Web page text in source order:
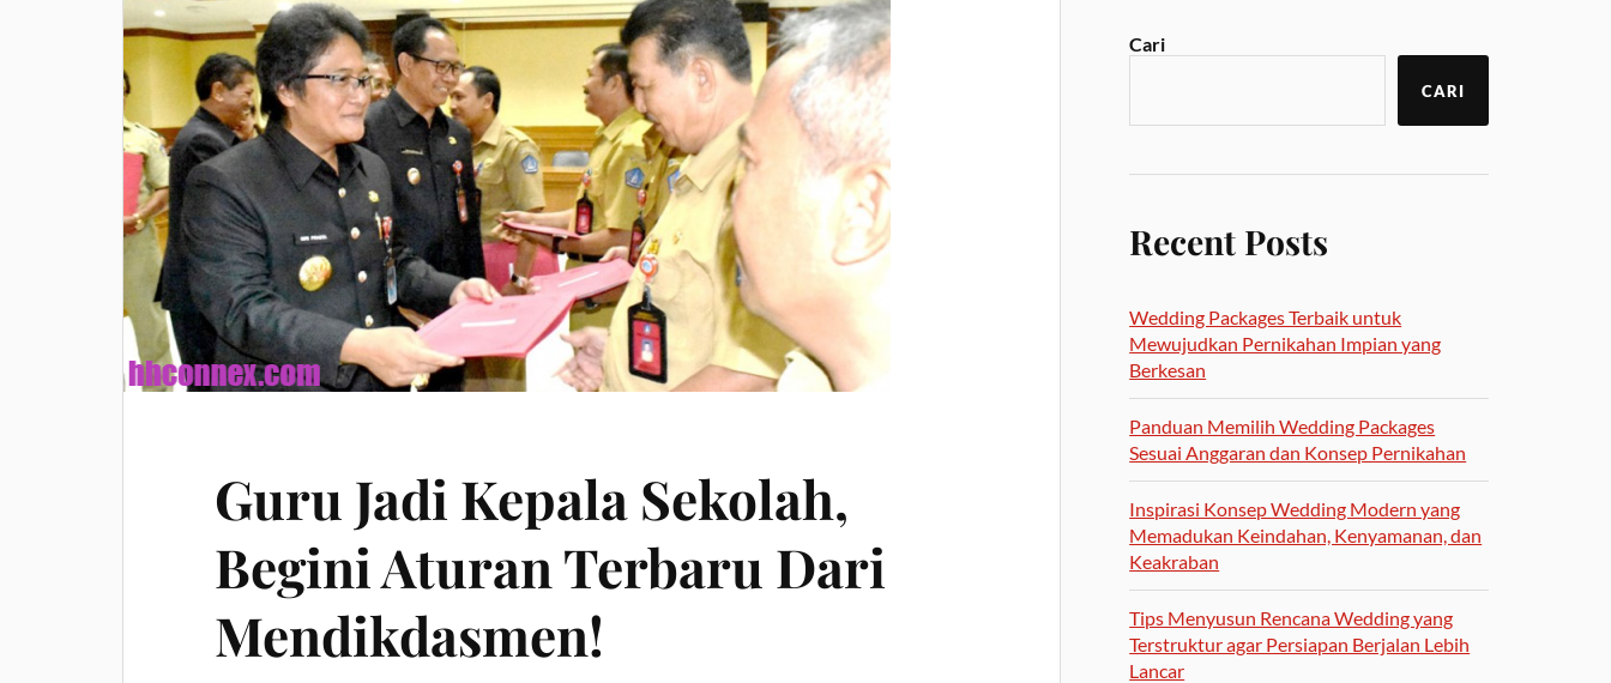
Guru Jadi Kepala Sekolah,
Begini Aturan Terbaru Dari
Mendikdasmen!
Cari
CARI
Recent Posts
Wedding Packages Terbaik untuk
Mewujudkan Pernikahan Impian yang
Berkesan
Panduan Memilih Wedding Packages
Sesuai Anggaran dan Konsep Pernikahan
Inspirasi Konsep Wedding Modern yang
Memadukan Keindahan, Kenyamanan, dan
Keakraban
Tips Menyusun Rencana Wedding yang
Terstruktur agar Persiapan Berjalan Lebih
Lancar